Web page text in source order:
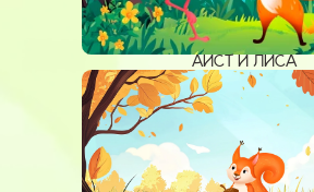
АИСТ И ЛИСА